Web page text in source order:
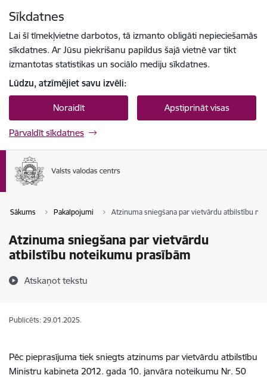
Sīkdatnes
Lai šī tīmekļvietne darbotos, tā izmanto obligāti nepieciešamās
sīkdatnes. Ar Jūsu piekrišanu papildus šajā vietnē var tikt
izmantotas statistikas un sociālo mediju sīkdatnes.
Lūdzu, atzīmējiet savu izvēli:
Noraidīt Apstiprināt visas
Pārvaldīt sīkdatnes
Sākums Pakalpojumi Atzinuma sniegšana par vietvārdu atbilstību
Atzinuma sniegšana par vietvārdu
atbilstību noteikumu prasībām
Atskaņot tekstu
Publicēts: 29.01.2025.
Pēc pieprasījuma tiek sniegts atzinums par vietvārdu atbilstību
Ministru kabineta 2012. gada 10. janvāra noteikumu Nr. 50